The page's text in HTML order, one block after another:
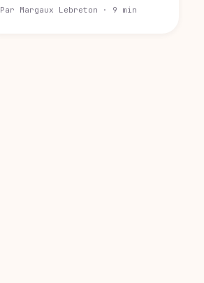
Par Margaux Lebreton · 9 min